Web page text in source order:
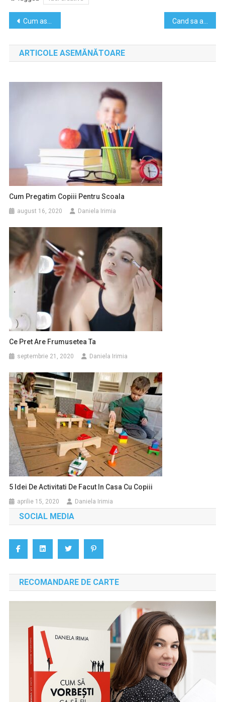
Navigare
în
articole
Cum asortezi tinuta cu cizmele tale Cand sa alegi o asigurare de viata
ARTICOLE ASEMĂNĂTOARE
Cum Pregatim Copiii Pentru Scoala
august 16, 2020 Daniela Irimia
Ce Pret Are Frumusetea Ta
septembrie 21, 2020 Daniela Irimia
5 Idei De Activitati De Facut In Casa Cu Copiii
aprilie 15, 2020 Daniela Irimia
SOCIAL MEDIA
RECOMANDARE DE CARTE